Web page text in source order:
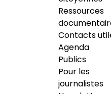
Ressources
Contacts
Agenda
Publics
Pour les
journalistes